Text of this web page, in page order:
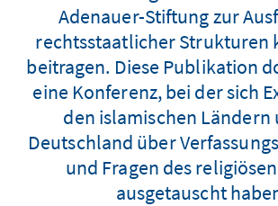
Adenauer-Stiftung zur
rechtsstaatlicher Strukturen
beitragen. Diese Publikation
eine Konferenz, bei der sich
den islamischen Ländern
Deutschland über
und Fragen des
ausgetauscht